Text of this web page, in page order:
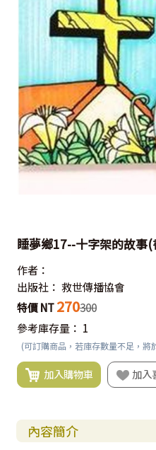
睡夢鄉17--十字架的故事(
作者：
出版社： 救世傳播協會
特價 NT 270300
參考庫存量： 1
(可訂購商品，若庫存數量不足，將
加入購物車 加入
內容簡介